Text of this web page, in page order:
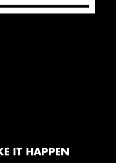
IT HAPPEN